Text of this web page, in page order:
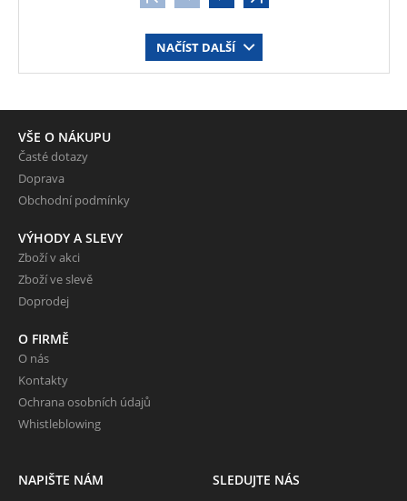
NAČÍST DALŠÍ
VŠE O NÁKUPU
Časté dotazy
Doprava
Obchodní podmínky
VÝHODY A SLEVY
Zboží v akci
Zboží ve slevě
Doprodej
O FIRMĚ
O nás
Kontakty
Ochrana osobních údajů
Whistleblowing
NAPIŠTE NÁM SLEDUJTE NÁS